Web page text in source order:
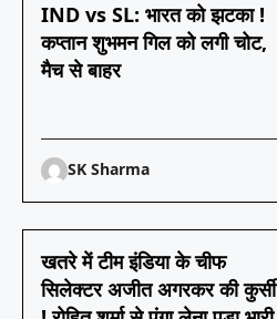
IND vs SL: भारत को झटका !
कप्तान शुभमन गिल को लगी चोट,
मैच से बाहर
SK Sharma
खतरे में टीम इंडिया के चीफ
सिलेक्टर अजीत अगरकर की कुर्सी